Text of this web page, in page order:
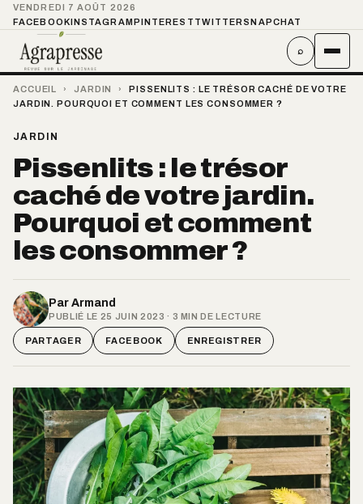
VENDREDI 7 AOÛT 2026
FACEBOOKINSTAGRAMPINTEREST TWITTER SNAPCHAT
⌕
ACCUEIL › JARDIN ›
PISSENLITS : LE TRÉSOR CACHÉ DE VOTRE
JARDIN. POURQUOI ET COMMENT LES CONSOMMER ?
JARDIN
Pissenlits : le trésor
caché de votre jardin.
Pourquoi et comment
les consommer ?
Par Armand
PUBLIÉ LE 25 JUIN 2023 · 3 MIN DE LECTURE
PARTAGER FACEBOOK ENREGISTRER